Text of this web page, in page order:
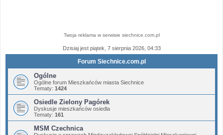
Twoja reklama w serwisie siechnice.com.pl
Dzisiaj jest piątek, 7 sierpnia 2026, 04:33
Forum Siechnice.com.pl
Ogólne
Ogólne forum Mieszkańców miasta Siechnice
Tematy: 1424
Osiedle Zielony Pagórek
Dyskusje mieszkańców osiedla
Tematy: 161
MSM Czechnica